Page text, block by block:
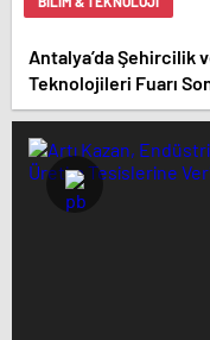
Antalya’da Şehircilik
Teknolojileri Fuarı
Erdi